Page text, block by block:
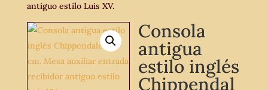
antiguo estilo Luis XV.
Consola
antigua
estilo inglés
Chippendal